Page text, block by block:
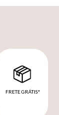
FRETE GRÁTIS*